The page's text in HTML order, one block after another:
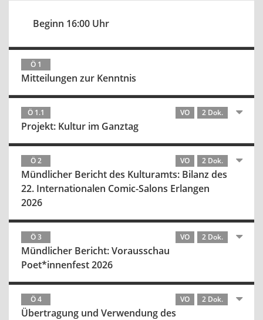
Beginn 16:00 Uhr
Ö 1
Mitteilungen zur Kenntnis
Ö 1.1 VO 2 Dok.
Projekt: Kultur im Ganztag
Ö 2 VO 2 Dok.
Mündlicher Bericht des Kulturamts: Bilanz des
22. Internationalen Comic-Salons Erlangen
2026
Ö 3 VO 2 Dok.
Mündlicher Bericht: Vorausschau
Poet*innenfest 2026
Ö 4 VO 2 Dok.
Übertragung und Verwendung des